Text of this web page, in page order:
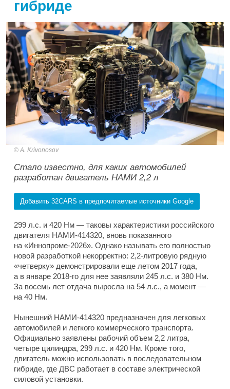
гибриде
A. Krivonosov
Стало известно, для каких автомобилей
разработан двигатель НАМИ 2,2 л
Добавить 32CARS в предпочитаемые источники Google
299 л.с. и 420 Нм — таковы характеристики российского
двигателя НАМИ-414320, вновь показанного
на «Иннопроме-2026». Однако называть его полностью
новой разработкой некорректно: 2,2-литровую рядную
«четверку» демонстрировали еще летом 2017 года,
а в январе 2018-го для нее заявляли 245 л.с. и 380 Нм.
За восемь лет отдача выросла на 54 л.с., а момент —
на 40 Нм.
Нынешний НАМИ-414320 предназначен для легковых
автомобилей и легкого коммерческого транспорта.
Официально заявлены рабочий объем 2,2 литра,
четыре цилиндра, 299 л.с. и 420 Нм. Кроме того,
двигатель можно использовать в последовательном
гибриде, где ДВС работает в составе электрической
силовой установки.